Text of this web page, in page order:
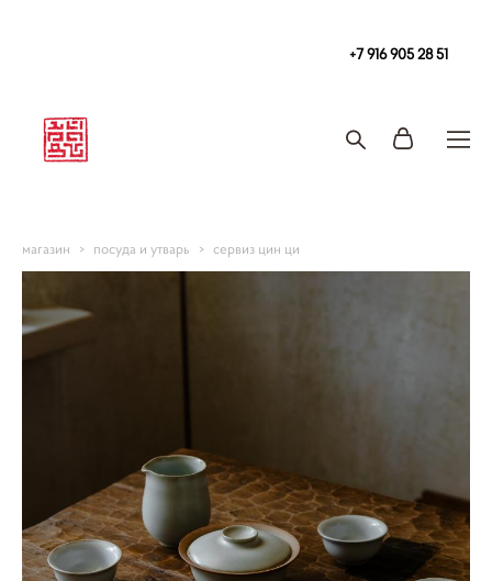
+7 916 905 28 51
магазин > посуда и утварь > сервиз цин ци